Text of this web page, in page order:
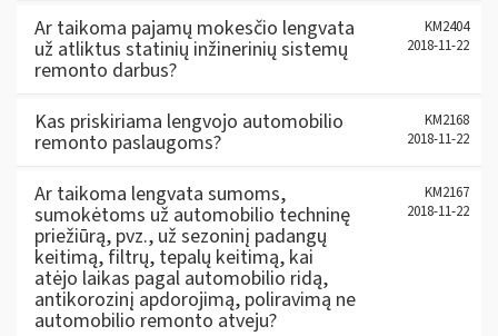
Ar taikoma pajamų mokesčio lengvata
už atliktus statinių inžinerinių sistemų
remonto darbus?
KM2404
2018-11-22
Kas priskiriama lengvojo automobilio
remonto paslaugoms?
KM2168
2018-11-22
Ar taikoma lengvata sumoms,
sumokėtoms už automobilio techninę
priežiūrą, pvz., už sezoninį padangų
keitimą, filtrų, tepalų keitimą, kai
atėjo laikas pagal automobilio ridą,
antikorozinį apdorojimą, poliravimą ne
automobilio remonto atveju?
KM2167
2018-11-22